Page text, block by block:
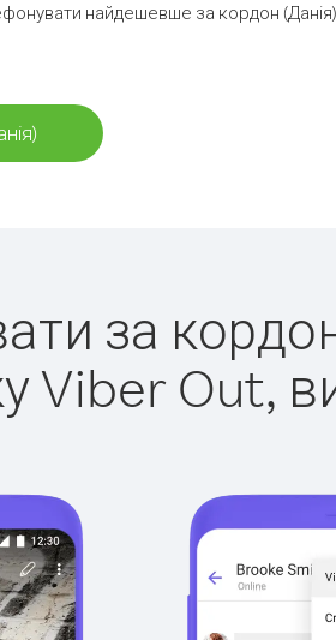
найдешевше за кордон
за
Viber Out,